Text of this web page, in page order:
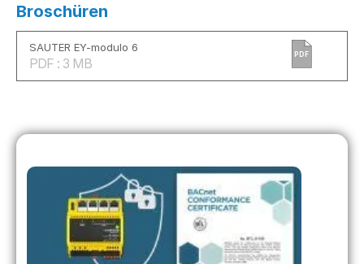
Broschüren
SAUTER EY-modulo 6
PDF : 3 MB
PDF